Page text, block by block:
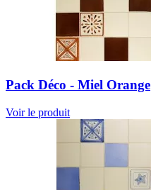
Pack Déco - Miel Orange
Voir le produit